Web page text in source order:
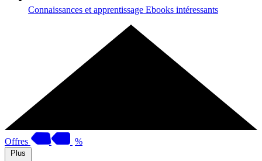
Connaissances et apprentissage Ebooks intéressants
Offres %
Plus